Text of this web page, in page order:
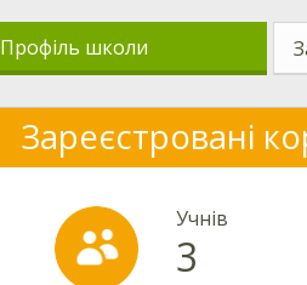
Профіль школи
Зареєстровані
Учнів
3